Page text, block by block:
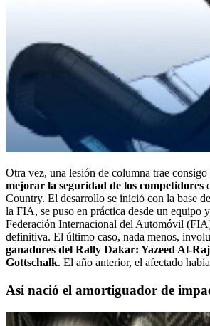
Otra vez, una lesión de columna trae consigo
mejorar la seguridad de los competidores
Country. El desarrollo se inició con la base
la FIA, se puso en práctica desde un equipo
Federación Internacional del Automóvil
definitiva. El último caso, nada menos,
ganadores del Rally Dakar: Yazeed Al-
Gottschalk. El año anterior, el afectado
Así nació el amortiguador de